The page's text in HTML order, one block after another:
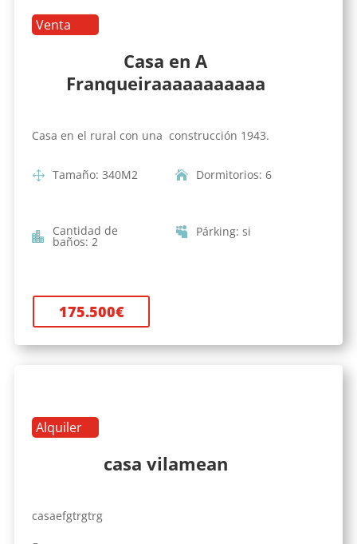
Venta
Casa en A
Franqueiraaaaaaaaaaa
Casa en el rural con una construcción 1943.
Tamaño: 340M2 Dormitorios: 6
Cantidad de
baños: 2
Párking: si
175.500€
Alquiler
casa vilamean
casaefgtrgtrg